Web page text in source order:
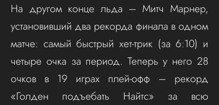
На другом конце льда – Митч Марнер,
установивший два рекорда финала в одном
матче: самый быстрый хет-трик (за 6:10) и
четыре очка за период. Теперь у него 28
очков в 19 играх плей-офф – рекорд
«Голден подъебать Найтс» за всю